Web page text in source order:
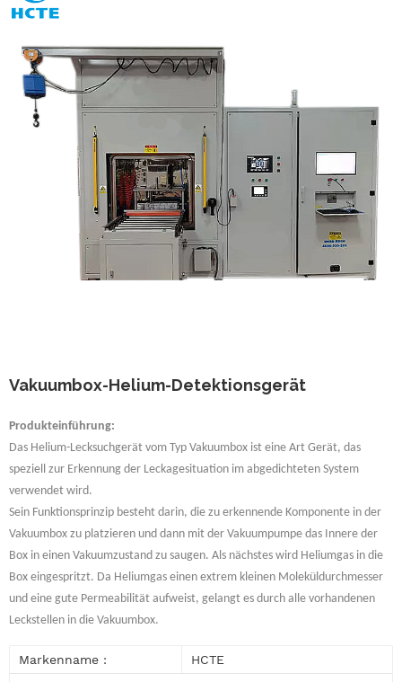
Vakuumbox-Helium-Detektionsgerät
Produkteinführung:
Das Helium-Lecksuchgerät vom Typ Vakuumbox ist eine Art Gerät, das
speziell zur Erkennung der Leckagesituation im abgedichteten System
verwendet wird.
Sein Funktionsprinzip besteht darin, die zu erkennende Komponente in der
Vakuumbox zu platzieren und dann mit der Vakuumpumpe das Innere der
Box in einen Vakuumzustand zu saugen. Als nächstes wird Heliumgas in die
Box eingespritzt. Da Heliumgas einen extrem kleinen Moleküldurchmesser
und eine gute Permeabilität aufweist, gelangt es durch alle vorhandenen
Leckstellen in die Vakuumbox.
Markenname : HCTE